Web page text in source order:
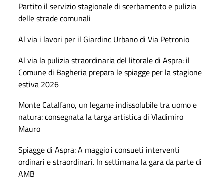
Partito il servizio stagionale di scerbamento e pulizia
delle strade comunali
Al via i lavori per il Giardino Urbano di Via Petronio
Al via la pulizia straordinaria del litorale di Aspra: il
Comune di Bagheria prepara le spiagge per la stagione
estiva 2026
Monte Catalfano, un legame indissolubile tra uomo e
natura: consegnata la targa artistica di Vladimiro
Mauro
Spiagge di Aspra: A maggio i consueti interventi
ordinari e straordinari. In settimana la gara da parte di
AMB